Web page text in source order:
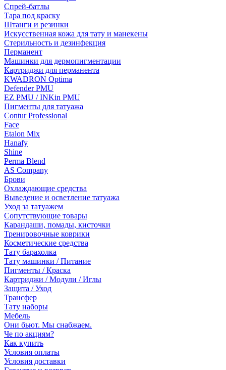
Спрей-батлы
Тара под краску
Штанги и резинки
Искусственная кожа для тату и манекены
Стерильность и дезинфекция
Перманент
Машинки для дермопигментации
Картриджи для перманента
KWADRON Optima
Defender PMU
EZ PMU / INKin PMU
Пигменты для татуажа
Contur Professional
Face
Etalon Mix
Hanafy
Shine
Perma Blend
AS Company
Брови
Охлаждающие средства
Выведение и осветление татуажа
Уход за татуажем
Сопутствующие товары
Карандаши, помады, кисточки
Тренировочные коврики
Косметические средства
Тату барахолка
Тату машинки / Питание
Пигменты / Краска
Картриджи / Модули / Иглы
Защита / Уход
Трансфер
Тату наборы
Мебель
Они бьют. Мы снабжаем.
Че по акциям?
Как купить
Условия оплаты
Условия доставки